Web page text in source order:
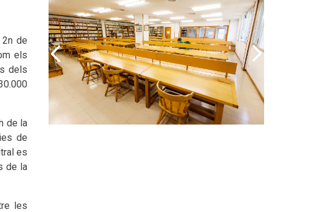
de
els
dels
de la
de
es
de la
les